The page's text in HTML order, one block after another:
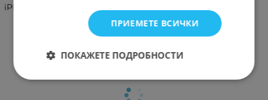
iPhone 13 Pro
ПРИЕМЕТЕ ВСИЧКИ
ПОКАЖЕТЕ ПОДРОБНОСТИ